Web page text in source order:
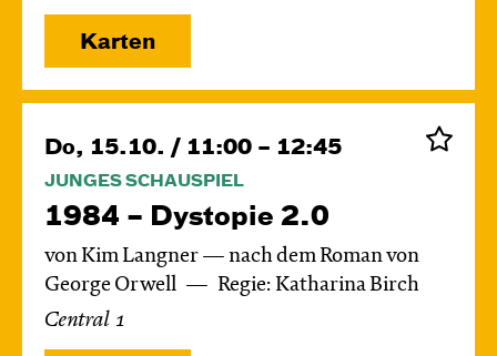
Karten
Do, 15.10. / 11:00 – 12:45
JUNGES SCHAUSPIEL
1984 – Dystopie 2.0
von Kim Langner — nach dem Roman von
George Orwell
Regie: Katharina Birch
Central 1